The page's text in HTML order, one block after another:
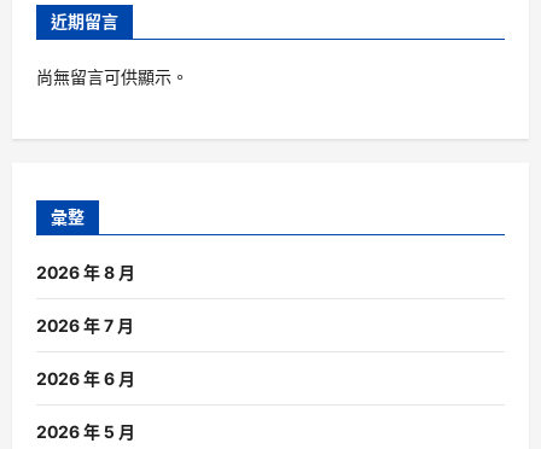
近期留言
尚無留言可供顯示。
彙整
2026 年 8 月
2026 年 7 月
2026 年 6 月
2026 年 5 月